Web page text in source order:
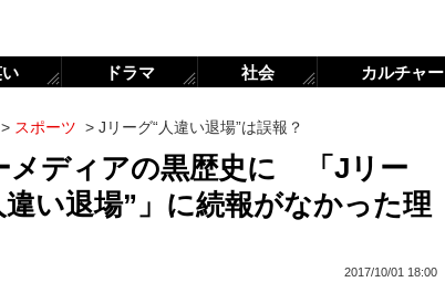
> スポーツ > Jリーグ“人違い退場”は誤報？
メディアの黒歴史に 「Jリー
い退場”」に続報がなかった理
2017/10/01 18:00
ドラマ 社会 カルチャー